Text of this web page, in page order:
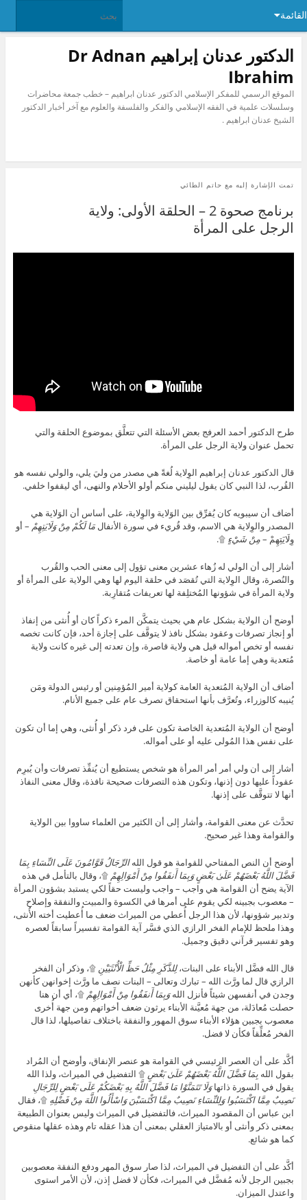
القائمة
الدكتور عدنان إبراهيم Dr Adnan
Ibrahim
الموقع الرسمي للمفكر الإسلامي الدكتور عدنان ابراهيم – خطب جمعة محاضرات
وسلسلات علمية في الفقه الإسلامي والفكر والفلسفة والعلوم مع آخر أخبار الدكتور
الشيخ عدنان ابراهيم .
تمت الإشارة إليه مع حاتم الطائي
برنامج صحوة 2 – الحلقة الأولى: ولاية
الرجل على المرأة
طرح الدكتور أحمد العرفج بعض الأسئلة التي تتعلَّق بموضوع الحلقة والتي
تحمل عنوان ولاية الرجل على المرأة.
قال الدكتور عدنان إبراهيم الوِلاية لُغةً هي مصدر من وليَ يلي، والولي نفسه هو
القُرب، لذا النبي كان يقول ليليني منكم أولو الأحلام والنهى، أي ليقفوا خلفي.
أضاف أن سيبويه كان يُفرِّق بين الوَلاية والوِلاية، على أساس أن الوَلاية هي
المصدر والوِلاية هي الاسم، وقد قُريء في سورة الأنفالمَا لَكُمْ مِنْ وَلَايَتِهِمْ – أو
وِلَايَتِهِمْ –مِنْ شَيْءٍ ۩.
أشار إلى أن الولي له زُهاء عشرين معنى تؤول إلى معنى الحب والقُرب
والنُصرة، وقال الوِلاية التي تُقصَد في حلقة اليوم لها وهي الولاية على المرأة أو
ولاية المرأة في شؤونها المُختلِفة لها تعريفات مُتقارِبة.
أوضح أن الولاية بشكل عام هي بحيث يتمكَّن المرء ذكراً كان أو أُنثى من إنفاذ
أو إنجاز تصرفات وعقود بشكل نافذ لا يتوقَّف على إجازة أحد، فإن كانت تخصه
نفسه أو تخص أمواله قيل هي ولاية قاصرة، وإن تعدته إلى غيره كانت ولاية
مُتعدية وهي إما عامة أو خاصة.
أضاف أن الولاية المُتعدية العامة كولاية أمير المُؤمِنين أو رئيس الدولة ومَن
يُنيبه كالوزراء، وتُعرَّف بأنها استحقاق تصرف عام على جميع الأنام.
أوضح أن الولاية المُتعدية الخاصة تكون على فرد ذكر أو أُنثى، وهي إما أن تكون
على نفس هذا المُولى عليه أو على أمواله.
أشار إلى أن ولي أمر أمر المرأة هو شخص يستطيع أن يُنفِّذ تصرفات وأن يُبرِم
عقوداً عليها دون إذنها، وتكون هذه التصرفات صحيحة نافذة، وقال معنى النفاذ
أنها لا تتوقَّف على إذنها.
تحدَّث عن معنى القوامة، وأشار إلى أن الكثير من العلماء ساووا بين الولاية
والقوامة وهذا غير صحيح.
أوضح أن النص المفتاحي للقوامة هو قول اللهالرِّجَالُ قَوَّامُونَ عَلَى النِّسَاءِ بِمَا
فَضَّلَ اللَّهُ بَعْضَهُمْ عَلَىٰ بَعْضٍ وَبِمَا أَنفَقُوا مِنْ أَمْوَالِهِمْ ۩، وقال بالتأمل في هذه
الآية يضح أن القوامة هي واجب – واجب وليست حقاً لكي يستبد بشؤون المرأة
– معصوب بجبينه لكي يقوم على أمرها في الكسوة والمبيت والنفقة وإصلاح
وتدبير شؤونها، لأن هذا الرجل أُعطي من الميراث ضعف ما أُعطيت أخته الأُنثى،
وهذا ملحظ للإمام الفخر الرازي الذي فسَّر آية القوامة تفسيراً سابقاً لعصره
وهو تفسير قرآني دقيق وجميل.
قال الله فضَّل الأبناء على البنات،لِلذَّكَرِ مِثْلُ حَظِّ الْأُنْثَيَيْنِ ۩، وذكر أن الفخر
الرازي قال لما ورَّث الله – تبارك وتعالى – البنات نصف ما ورَّث إخوانهن كأنهن
وجدن في أنفسهن شيئاً فأنزل اللهوَبِمَا أَنفَقُوا مِنْ أَمْوَالِهِمْ ۩، أي أن هنا
حصلت مُعادَلة، من جهة مُعيَّنة الأبناء يرثون ضعف أخواتهم ومن جهة أُخرى
معصوب بجبين هؤلاء الأبناء سوق المهور والنفقة باختلاف تفاصيلها، لذا قال
الفخر مُعلِّقاً فكأن لا فضل.
أكَّد على أن العصر الرئيسي في القوامة هو عنصر الإنفاق، وأوضح أن المُراد
بقول الله بِمَا فَضَّلَ اللَّهُ بَعْضَهُمْ عَلَىٰ بَعْضٍ ۩ التفضيل في الميراث، ولذا الله
يقول في السورة ذاتهاوَلَا تَتَمَنَّوْا مَا فَضَّلَ اللَّهُ بِهِ بَعْضَكُمْ عَلَى بَعْضٍ لِلرِّجَالِ
نَصِيبٌ مِمَّا اكْتَسَبُوا وَلِلنِّسَاءِ نَصِيبٌ مِمَّا اكْتَسَبْنَ وَاسْأَلُوا اللَّهَ مِنْ فَضْلِهِ ۩، فقال
ابن عباس أن المقصود الميراث، فالتفضيل في الميراث وليس بعنوان الطبيعة
بمعنى ذكر وأنثى أو بالامتياز العقلي بمعنى أن هذا عقله تام وهذه عقلها منقوص
كما هو شائع.
أكَّد على أن التفضيل في الميراث، لذا صار سوق المهر ودفع النفقة معصوبين
بجبين الرجل لأنه مُفضَّل في الميراث، فكأن لا فضل إذن، لأن الأمر استوى
واعتدل الميزان.